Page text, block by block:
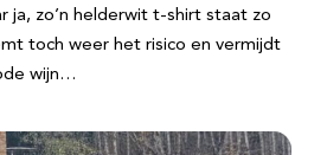
ja, zo’n helderwit t-shirt staat zo
toch weer het risico en vermijdt
wijn…